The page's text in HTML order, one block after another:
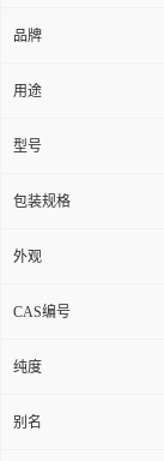
品牌
用途
型号
包装规格
外观
CAS编号
纯度
别名